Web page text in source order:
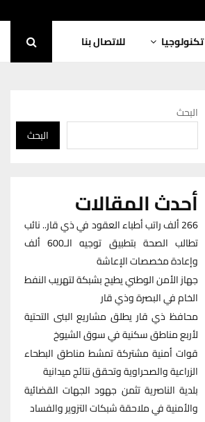
تكنولوجيا للاتصال بنا
البحث
البحث
أحدث المقالات
266 ألف راتب أطباء العقود في ذي قار.. نائب
تطالب الصحة بتطبيق توجيه الـ600 ألف
وإعادة مخصصات الإعاشة
جهاز الأمن الوطني يطيح بشبكة لتهريب النفط
الخام في البصرة وذي قار
محافظ ذي قار يطلق مشاريع البنى التحتية
لأربع مناطق سكنية في سوق الشيوخ
قوات أمنية مشتركة تمشط مناطق البطحاء
الزراعية والصحراوية وتحقق نتائج ميدانية
بلدية الناصرية تثمن جهود الجهات القضائية
والأمنية في ملاحقة شبكات التزوير والفساد